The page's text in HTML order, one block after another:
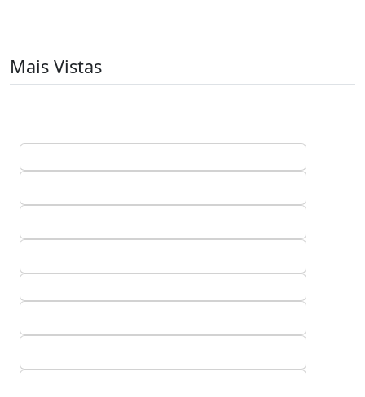
Mais Vistas